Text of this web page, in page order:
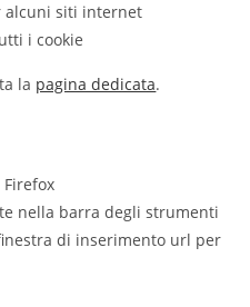
alcuni siti internet
i cookie
la pagina dedicata.
nella barra degli strumenti
di inserimento url per